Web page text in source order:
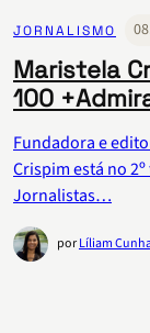
JORNALISMO
Maristela
100
Fundadora e
Crispim está no
Jornalistas…
porLíliam